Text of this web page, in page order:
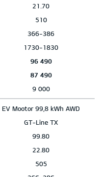
21.70
510
366-386
1730-1830
96 490
87 490
9 000
EV Mootor 99,8 kWh AWD
GT-Line TX
99.80
22.80
505